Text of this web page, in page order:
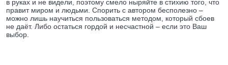
в руках и не видели, поэтому смело ныряйте в стихию того, что
правит миром и людьми. Спорить с автором бесполезно –
можно лишь научиться пользоваться методом, который сбоев
не даёт. Либо остаться гордой и несчастной – если это Ваш
выбор.